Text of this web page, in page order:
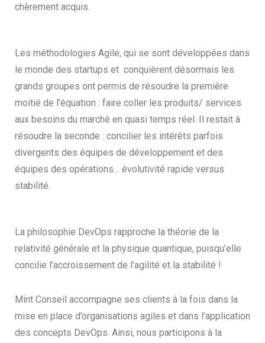
chèrement acquis.
Les méthodologies Agile, qui se sont développées dans
le monde des startups et conquièrent désormais les
grands groupes ont permis de résoudre la première
moitié de l’équation : faire coller les produits/ services
aux besoins du marché en quasi temps réel. Il restait à
résoudre la seconde : concilier les intérêts parfois
divergents des équipes de développement et des
équipes des opérations… évolutivité rapide versus
stabilité.
La philosophie DevOps rapproche la théorie de la
relativité générale et la physique quantique, puisqu’elle
concilie l’accroissement de l’agilité et la stabilité !
Mint Conseil accompagne ses clients à la fois dans la
mise en place d’organisations agiles et dans l’application
des concepts DevOps. Ainsi, nous participons à la